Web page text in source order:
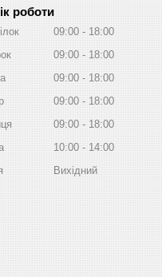
роботи
09:00
18:00
09:00
18:00
09:00
18:00
09:00
18:00
09:00
18:00
10:00
14:00
Вихідний